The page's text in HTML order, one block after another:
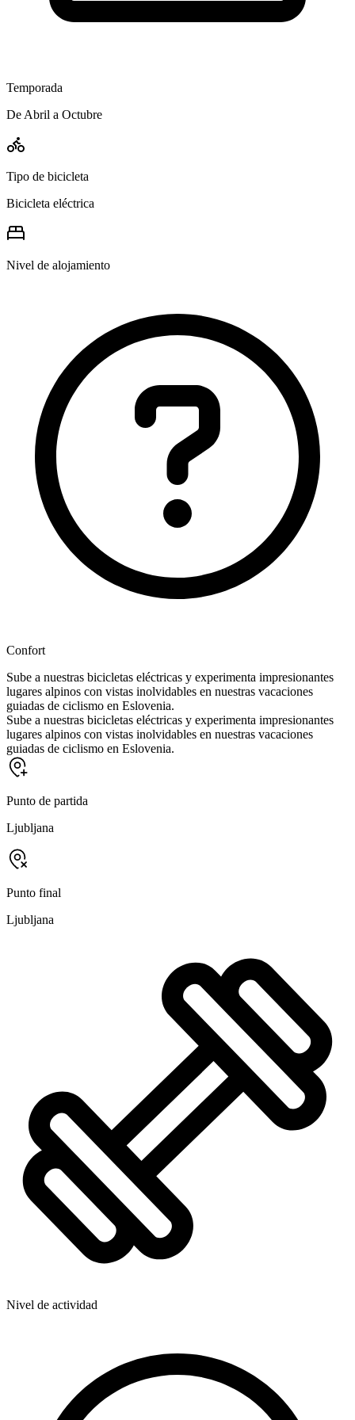
Temporada
De Abril a Octubre
Tipo de bicicleta
Bicicleta eléctrica
Nivel de alojamiento
Confort
Sube a nuestras bicicletas eléctricas y experimenta impresionantes
lugares alpinos con vistas inolvidables en nuestras vacaciones
guiadas de ciclismo en Eslovenia.
Sube a nuestras bicicletas eléctricas y experimenta impresionantes
lugares alpinos con vistas inolvidables en nuestras vacaciones
guiadas de ciclismo en Eslovenia.
Punto de partida
Ljubljana
Punto final
Ljubljana
Nivel de actividad